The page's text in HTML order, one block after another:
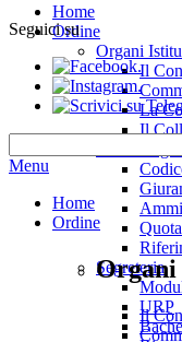
Seguici su
.
.
Menu
Home
Ordine
Il
Home
Ordine
Organi
Il
La
Il
Segreteria
URP